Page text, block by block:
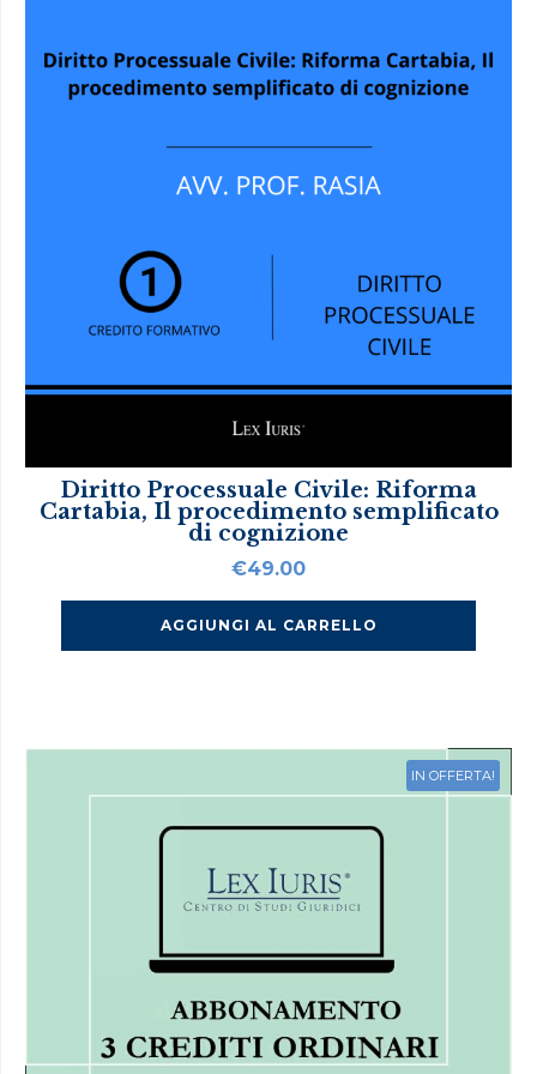
Diritto Processuale Civile: Riforma
Cartabia, Il procedimento semplificato
di cognizione
€49.00
AGGIUNGI AL CARRELLO
IN OFFERTA!